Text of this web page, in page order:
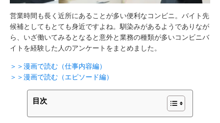
営業時間も長く近所にあることが多い便利なコンビニ。バイト先
候補としてもとても身近ですよね。馴染みがあるようでありなが
ら、いざ働いてみるとなると意外と業務の種類が多いコンビニバ
イトを経験した人のアンケートをまとめました。
＞＞漫画で読む（仕事内容編）
＞＞漫画で読む（エピソード編）
目次